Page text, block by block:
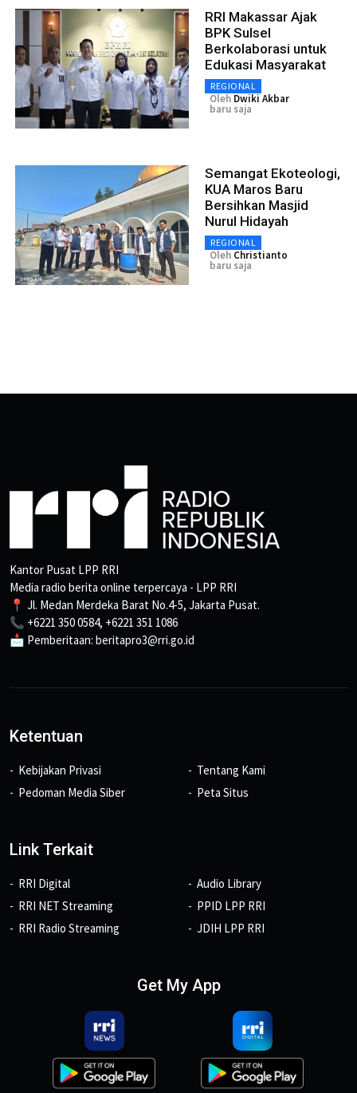
RRI Makassar Ajak
BPK Sulsel
Berkolaborasi untuk
Edukasi Masyarakat
REGIONAL
Oleh Dwiki Akbar
baru saja
Semangat Ekoteologi,
KUA Maros Baru
Bersihkan Masjid
Nurul Hidayah
REGIONAL
Oleh Christianto
baru saja
Kantor Pusat LPP RRI
Media radio berita online terpercaya - LPP RRI
📍 Jl. Medan Merdeka Barat No.4-5, Jakarta Pusat.
📞 +6221 350 0584, +6221 351 1086
📩 Pemberitaan: beritapro3@rri.go.id
Ketentuan
Kebijakan Privasi
Pedoman Media Siber
Tentang Kami
Peta Situs
Link Terkait
RRI Digital
RRI NET Streaming
RRI Radio Streaming
Audio Library
PPID LPP RRI
JDIH LPP RRI
Get My App